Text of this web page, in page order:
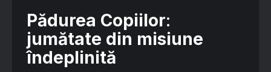
Pădurea Copiilor:
jumătate din misiune
îndeplinită